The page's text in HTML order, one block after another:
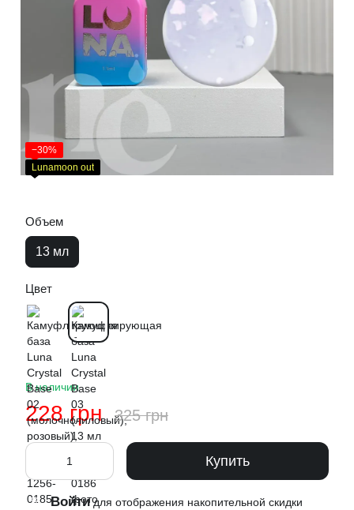
−30%
Lunamoon out
Объем
13 мл
Цвет
В наличии
228 грн 325 грн
Купить
% Войтидля отображения накопительной скидки